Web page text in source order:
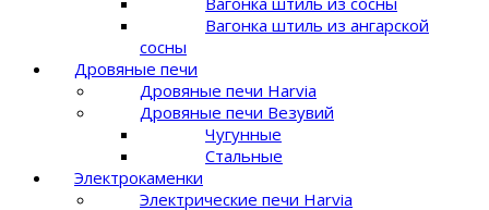
Вагонка штиль из ангарской
сосны
Дровяные печи
Дровяные печи Harvia
Дровяные печи Везувий
Чугунные
Стальные
Электрокаменки
Электрические печи Harvia